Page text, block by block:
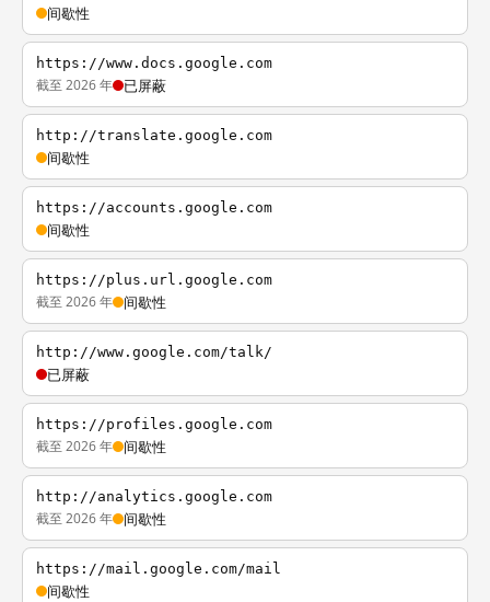
间歇性
https://www.docs.google.com
截至 2026 年 已屏蔽
http://translate.google.com
间歇性
https://accounts.google.com
间歇性
https://plus.url.google.com
截至 2026 年 间歇性
http://www.google.com/talk/
已屏蔽
https://profiles.google.com
截至 2026 年 间歇性
http://analytics.google.com
截至 2026 年 间歇性
https://mail.google.com/mail
间歇性